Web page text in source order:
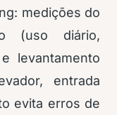
medições do
(uso diário,
levantamento
entrada
evita erros de